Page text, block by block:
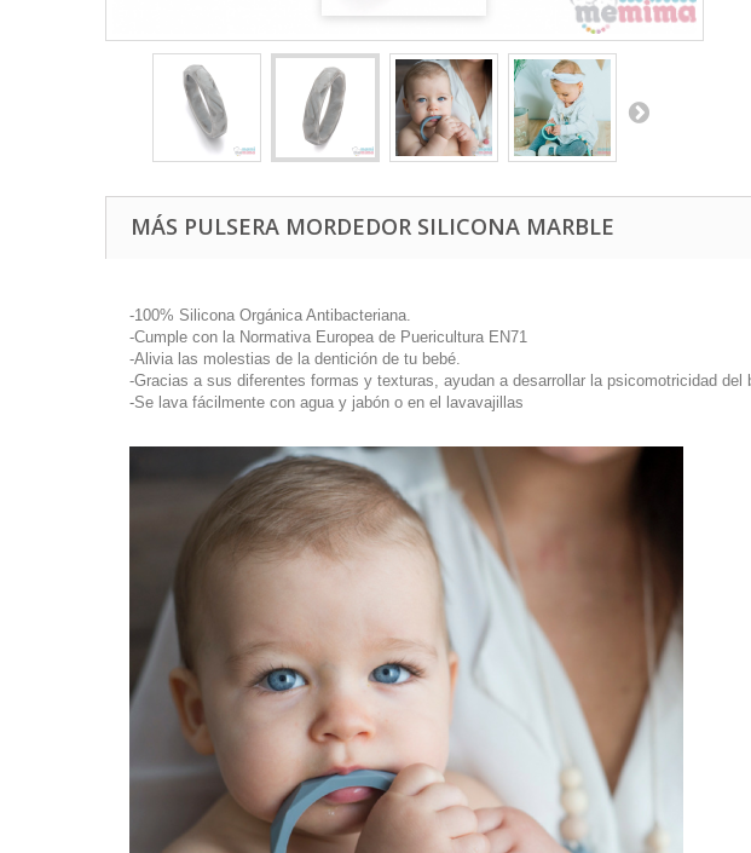
MÁS PULSERA MORDEDOR SILICONA MARBLE
-100% Silicona Orgánica Antibacteriana.
-Cumple con la Normativa Europea de Puericultura EN71
-Alivia las molestias de la dentición de tu bebé.
-Gracias a sus diferentes formas y texturas, ayudan a desarrollar la psicomotricidad del
-Se lava fácilmente con agua y jabón o en el lavavajillas